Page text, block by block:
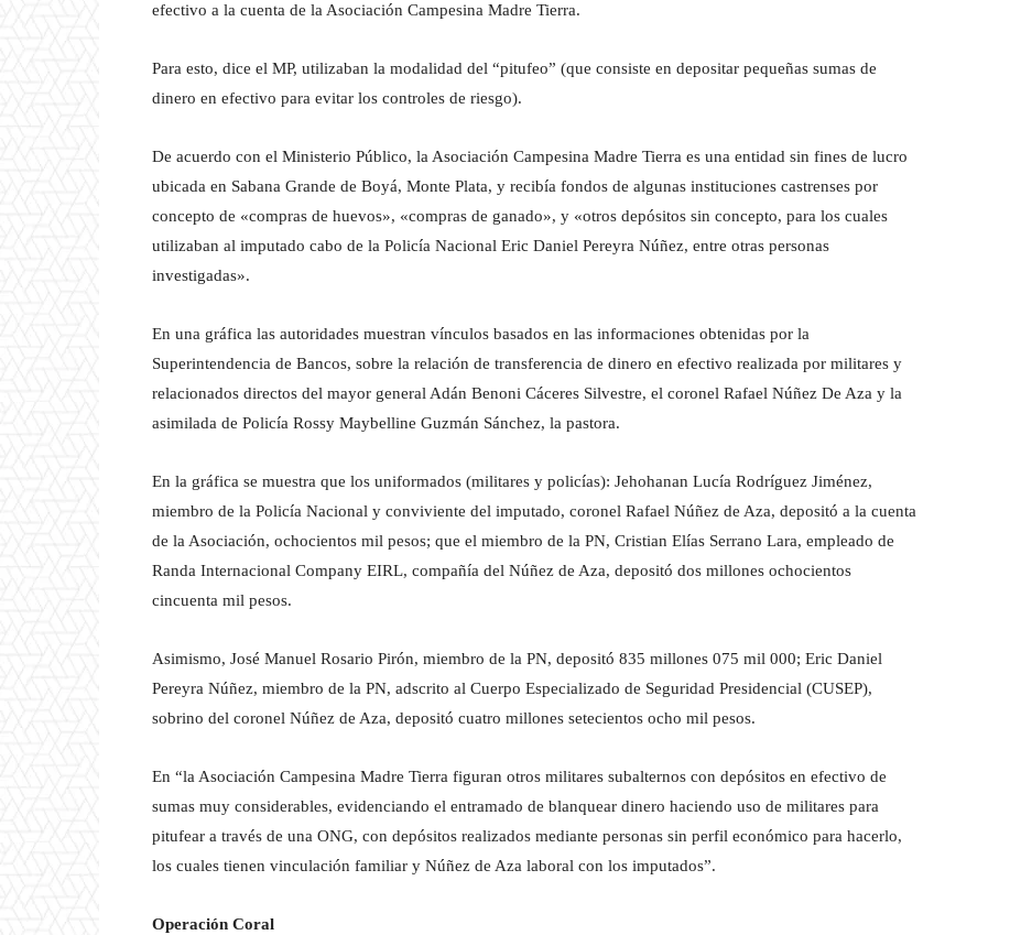
efectivo a la cuenta de la Asociación Campesina Madre Tierra.
Para esto, dice el MP, utilizaban la modalidad del “pitufeo” (que consiste en depositar pequeñas sumas de
dinero en efectivo para evitar los controles de riesgo).
De acuerdo con el Ministerio Público, la Asociación Campesina Madre Tierra es una entidad sin fines de lucro
ubicada en Sabana Grande de Boyá, Monte Plata, y recibía fondos de algunas instituciones castrenses por
concepto de «compras de huevos», «compras de ganado», y «otros depósitos sin concepto, para los cuales
utilizaban al imputado cabo de la Policía Nacional Eric Daniel Pereyra Núñez, entre otras personas
investigadas».
En una gráfica las autoridades muestran vínculos basados en las informaciones obtenidas por la
Superintendencia de Bancos, sobre la relación de transferencia de dinero en efectivo realizada por militares y
relacionados directos del mayor general Adán Benoni Cáceres Silvestre, el coronel Rafael Núñez De Aza y la
asimilada de Policía Rossy Maybelline Guzmán Sánchez, la pastora.
En la gráfica se muestra que los uniformados (militares y policías): Jehohanan Lucía Rodríguez Jiménez,
miembro de la Policía Nacional y conviviente del imputado, coronel Rafael Núñez de Aza, depositó a la cuenta
de la Asociación, ochocientos mil pesos; que el miembro de la PN, Cristian Elías Serrano Lara, empleado de
Randa Internacional Company EIRL, compañía del Núñez de Aza, depositó dos millones ochocientos
cincuenta mil pesos.
Asimismo, José Manuel Rosario Pirón, miembro de la PN, depositó 835 millones 075 mil 000; Eric Daniel
Pereyra Núñez, miembro de la PN, adscrito al Cuerpo Especializado de Seguridad Presidencial (CUSEP),
sobrino del coronel Núñez de Aza, depositó cuatro millones setecientos ocho mil pesos.
En “la Asociación Campesina Madre Tierra figuran otros militares subalternos con depósitos en efectivo de
sumas muy considerables, evidenciando el entramado de blanquear dinero haciendo uso de militares para
pitufear a través de una ONG, con depósitos realizados mediante personas sin perfil económico para hacerlo,
los cuales tienen vinculación familiar y Núñez de Aza laboral con los imputados”.
Operación Coral